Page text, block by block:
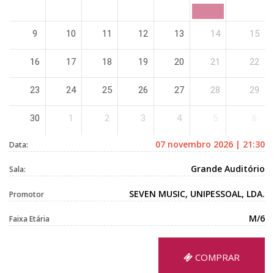
9 10 11 12 13 14 15
16 17 18 19 20 21 22
23 24 25 26 27 28 29
30 1 2 3 4
Data: 07 novembro 2026 | 21:30
Sala: Grande Auditório
Promotor SEVEN MUSIC, UNIPESSOAL, LDA.
Faixa Etária M/6
COMPRAR